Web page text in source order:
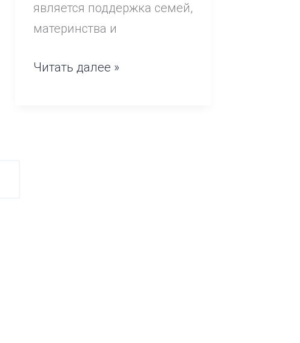
является поддержка семей,
материнства и
Читать далее »